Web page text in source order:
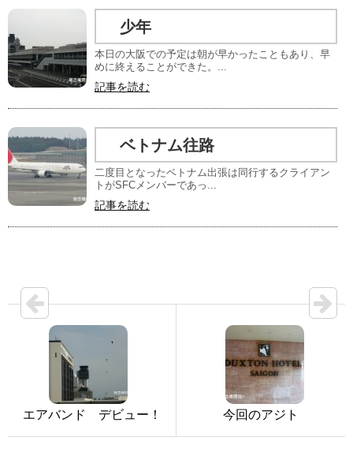
少年
本日の大阪での予定は朝が早かったこともあり、早
めに終えることができた。...
記事を読む
ベトナム往路
二度目となったベトナム出張は同行するクライアン
トがSFCメンバーであっ...
記事を読む
エアバンド デビュー！ 今回のアジト